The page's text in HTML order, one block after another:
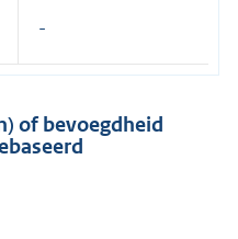
of bevoegdheid